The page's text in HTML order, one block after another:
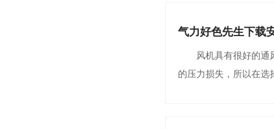
气力好色先生下载
风机具有很好的通风
的压力损失，所以在